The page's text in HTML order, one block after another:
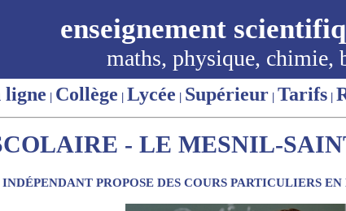
enseignement
maths, physique, chimie,
ligne | Collège | Lycée | Supérieur | Tarifs |
- LE MESNIL-
PROPOSE DES COURS PARTICULIERS